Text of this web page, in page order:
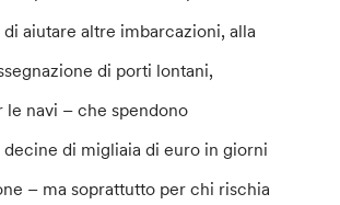
aiutare altre imbarcazioni, alla
di porti lontani,
le navi – che spendono
di migliaia di euro in giorni
– ma soprattutto per chi rischia